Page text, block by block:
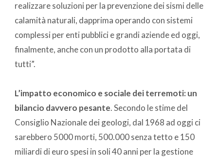
realizzare soluzioni per la prevenzione dei sismi delle
calamità naturali, dapprima operando con sistemi
complessi per enti pubblici e grandi aziende ed oggi,
finalmente, anche con un prodotto alla portata di
tutti”.
L’impatto economico e sociale dei terremoti: un
bilancio davvero pesante. Secondo le stime del
Consiglio Nazionale dei geologi, dal 1968 ad oggi ci
sarebbero 5000 morti, 500.000 senza tetto e 150
miliardi di euro spesi in soli 40 anni per la gestione